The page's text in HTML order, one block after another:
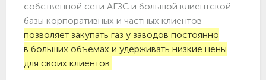
собственной сети АГЗС и большой клиентской
базы корпоративных и частных клиентов
позволяет закупать газ у заводов постоянно
в больших объёмах и удерживать низкие цены
для своих клиентов.